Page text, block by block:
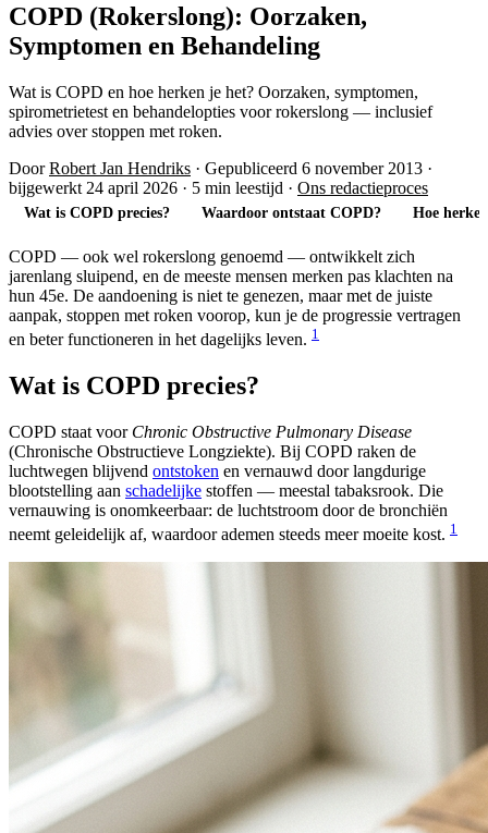
COPD (Rokerslong): Oorzaken,
Symptomen en Behandeling
Wat is COPD en hoe herken je het? Oorzaken, symptomen,
spirometrietest en behandelopties voor rokerslong — inclusief
advies over stoppen met roken.
DoorRobert Jan Hendriks · Gepubliceerd 6 november 2013 ·
bijgewerkt 24 april 2026 · 5 min leestijd · Ons redactieproces
Wat is COPD precies? Waardoor ontstaat COPD? Hoe
COPD — ook wel rokerslong genoemd — ontwikkelt zich
jarenlang sluipend, en de meeste mensen merken pas klachten na
hun 45e. De aandoening is niet te genezen, maar met de juiste
aanpak, stoppen met roken voorop, kun je de progressie vertragen
en beter functioneren in het dagelijks leven. 1
Wat is COPD precies?
COPD staat voor Chronic Obstructive Pulmonary Disease
(Chronische Obstructieve Longziekte). Bij COPD raken de
luchtwegen blijvend ontstoken en vernauwd door langdurige
blootstelling aan schadelijke stoffen — meestal tabaksrook. Die
vernauwing is onomkeerbaar: de luchtstroom door de bronchiën
neemt geleidelijk af, waardoor ademen steeds meer moeite kost. 1